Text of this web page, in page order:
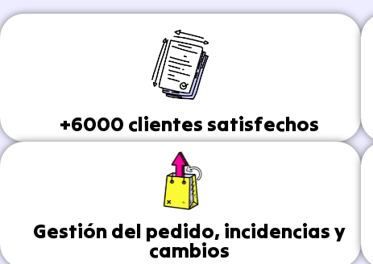
+6000 clientes satisfechos
Gestión del pedido, incidencias y
cambios